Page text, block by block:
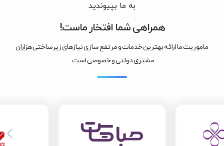
به ما بپیوندید
همراهی شما افتخار ماست!
ماموریت ما ارائه بهترین خدمات و مرتفع سازی نیازهای زیرساختی هزاران
مشتری دولتی و خصوصی است.